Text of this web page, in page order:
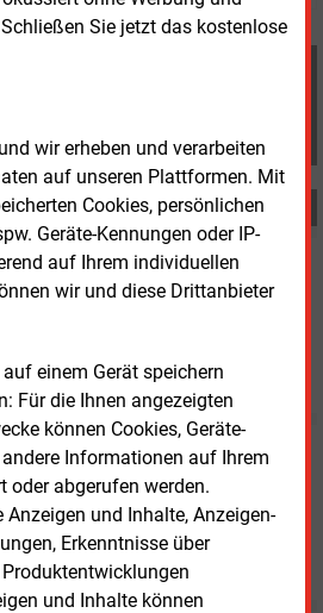
Sie jetzt das kostenlose
wir erheben und verarbeiten
auf unseren Plattformen. Mit
Cookies, persönlichen
Geräte-Kennungen oder IP-
auf Ihrem individuellen
wir und diese Drittanbieter
einem Gerät speichern
Für die Ihnen angezeigten
können Cookies, Geräte-
Informationen auf Ihrem
oder abgerufen werden.
Anzeigen und Inhalte, Anzeigen-
Erkenntnisse über
und Inhalte können
Stephan
ZUM THEMA
Donnerstag, 6.02.2025, 15:28
bei Stadtwerk im Norden Bayerns zu
Die Stadtwerke Rödental sind auf
Dienstag, 4.02.2025, 12:37
mit neuem CEO
übernimmt Sven Wolf den Posten des CEO